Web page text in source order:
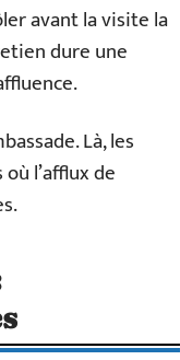
avant la visite la
dure une
Là, les
l’afflux de